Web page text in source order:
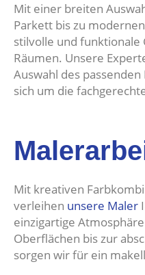
Mit einer breiten
Parkett bis zu
stilvolle und funktionale
Räumen. Unsere
Auswahl des
sich um die
Mit kreativen
verleihen unsere Maler
einzigartige
Oberflächen bis zur
sorgen wir für ein